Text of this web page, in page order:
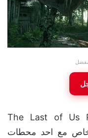
خاص مع احد محطات